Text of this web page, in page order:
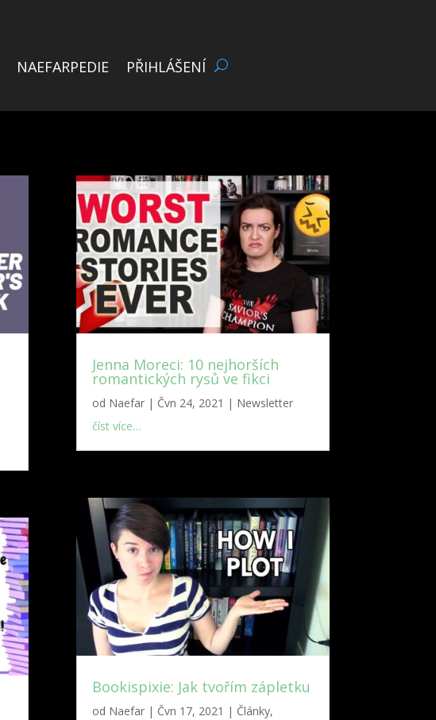
NAEFARPEDIE PŘIHLÁŠENÍ
Jenna Moreci: 10 nejhorších
romantických rysů ve fikci
od Naefar| Čvn 24, 2021 | Newsletter
číst více…
Bookispixie: Jak tvořím zápletku
od Naefar| Čvn 17, 2021 | Články,